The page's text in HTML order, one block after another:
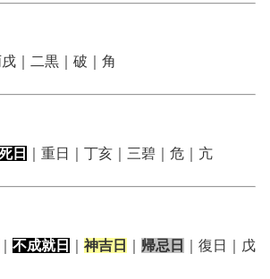
戌｜二黒｜破｜角
日 ｜重日｜丁亥｜三碧｜危｜亢
不成就日 神吉日 帰忌日
｜復日｜戊